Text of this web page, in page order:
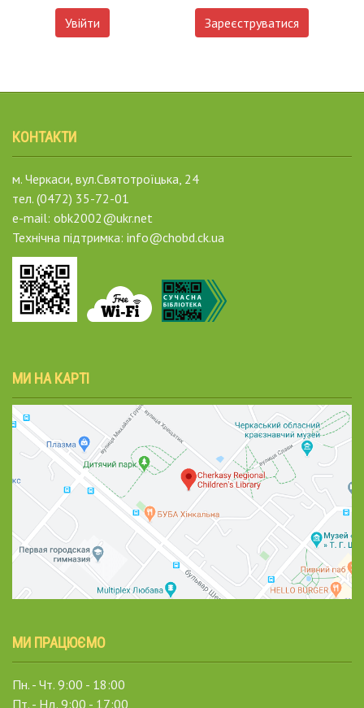
Увійти Зареєструватися
КОНТАКТИ
м. Черкаси, вул.Святотроїцька, 24
тел. (0472) 35-72-01
e-mail: obk2002@ukr.net
Технічна підтримка: info@chobd.ck.ua
МИ НА КАРТІ
МИ ПРАЦЮЄМО
Пн. - Чт. 9:00 - 18:00
Пт. - Нд. 9:00 - 17:00